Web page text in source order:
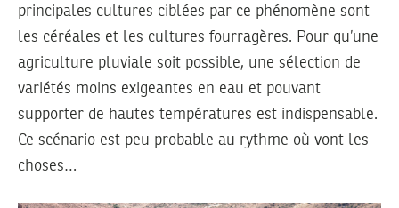
principales cultures ciblées par ce phénomène sont
les céréales et les cultures fourragères. Pour qu’une
agriculture pluviale soit possible, une sélection de
variétés moins exigeantes en eau et pouvant
supporter de hautes températures est indispensable.
Ce scénario est peu probable au rythme où vont les
choses…